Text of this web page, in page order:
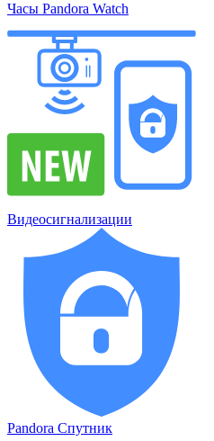
Часы Pandora Watch
Видеосигнализации
Pandora Спутник